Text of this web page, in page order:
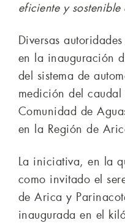
eficiente y
Diversas
en la inauguración
del sistema de
medición del
Comunidad de
en la Región de
La iniciativa, en la
como invitado el
de Arica y
inaugurada en el